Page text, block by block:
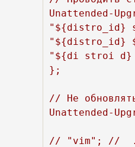
Unattended-
"${distro_id}
"${distro_id}
"${di stroi d}
};
// He
Unattended-
// "vim"; //